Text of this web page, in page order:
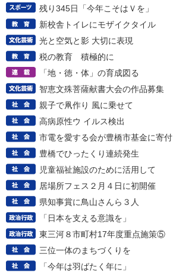
残り345日「今年こそはＶを」
新校舎トイレにモザイクタイル
光と空気と影 大切に表現
税の教育 積極的に
「地・徳・体」の育成図る
智恵文殊菩薩献書大会の作品募集
親子で凧作り 風に乗せて
高病原性ウ イルス検出
市電を愛する会が豊橋市基金に寄付
豊橋でひったくり連続発生
児童福祉施設のために活用して
居場所フェス２月４日に初開催
県知事賞に鳥山さんら３人
「日本を支える意識を」
東三河８市町村17年度重点施策⑤
三位一体のまちづくりを
「今年は羽ばたく年に」